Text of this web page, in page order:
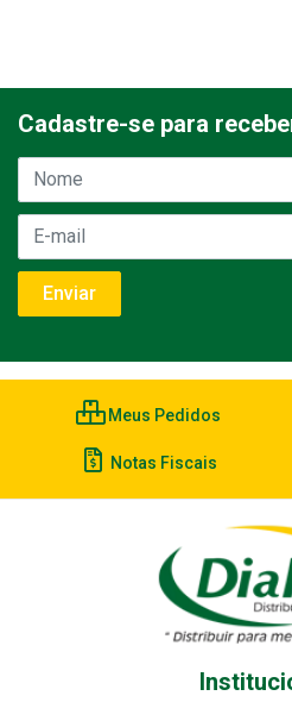
Cadastre-se para
Meus Pedidos
Notas Fiscais